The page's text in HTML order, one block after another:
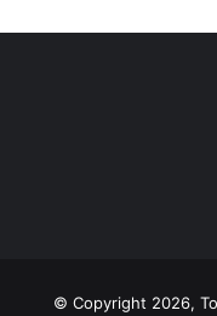
© Copyright 2026,